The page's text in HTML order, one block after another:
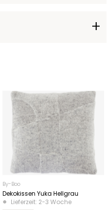
By-Boo
Dekokissen Yuka Hellgrau
Lieferzeit: 2-3 Woche